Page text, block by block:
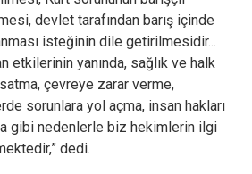
devlet tarafından barış içinde
isteğinin dile getirilmesidir...
etkilerinin yanında, sağlık ve halk
çevreye zarar verme,
sorunlara yol açma, insan hakları
gibi nedenlerle biz hekimlerin ilgi
dedi.